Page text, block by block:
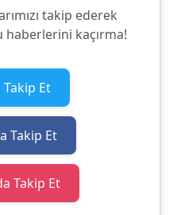
takip ederek
haberlerini kaçırma!
Et
Takip Et
Takip Et